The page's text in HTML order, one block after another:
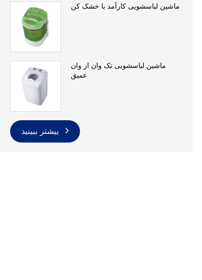
ماشین لباسشویی کارآمد با خشک کن
ماشین لباسشویی تک وان از وان
عمیق